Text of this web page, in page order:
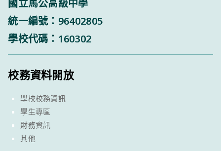
國立馬公高級中學
統一編號：96402805
學校代碼：160302
校務資料開放
學校校務資訊
學生專區
財務資訊
其他